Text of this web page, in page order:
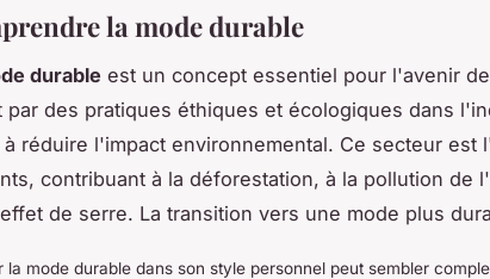
la mode durable
durable est un concept essentiel pour l'avenir
par des pratiques éthiques et écologiques dans
à réduire l'impact environnemental. Ce secteur est
contribuant à la déforestation, à la pollution de
de serre. La transition vers une mode plus
la mode durable dans son style personnel peut sembler